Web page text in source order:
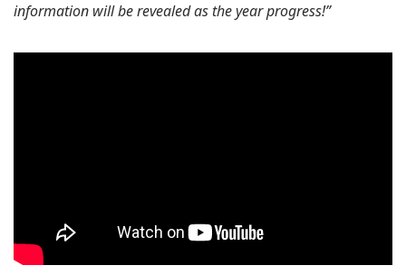
information will be revealed as the year progress!”